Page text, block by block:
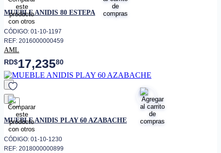
favorito
MUEBLE ANIDIS 80 ESTEPA
CÓDIGO: 01-10-1197
REF: 2016000000459
AML
RD$17,23580
favorito
MUEBLE ANIDIS PLAY 60 AZABACHE
CÓDIGO: 01-10-1230
REF: 2018000000899